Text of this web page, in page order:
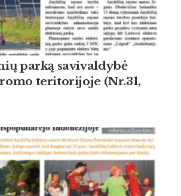
parką savivaldybė
teritorijoje (Nr.31,